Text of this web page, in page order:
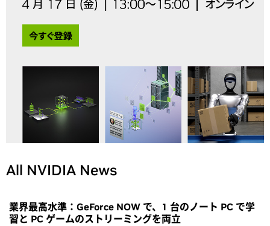
All NVIDIA News
業界最高水準：GeForce NOW で、1 台のノート PC で学
習と PC ゲームのストリーミングを両立